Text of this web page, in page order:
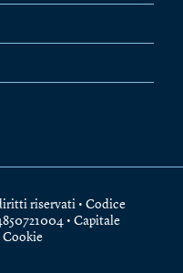
riservati • Codice
• Capitale
Cookie